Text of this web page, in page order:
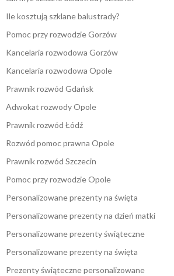
Ile kosztują szklane balustrady?
Pomoc przy rozwodzie Gorzów
Kancelaria rozwodowa Gorzów
Kancelaria rozwodowa Opole
Prawnik rozwód Gdańsk
Adwokat rozwody Opole
Prawnik rozwód Łódź
Rozwód pomoc prawna Opole
Prawnik rozwód Szczecin
Pomoc przy rozwodzie Opole
Personalizowane prezenty na święta
Personalizowane prezenty na dzień matki
Personalizowane prezenty świąteczne
Personalizowane prezenty na święta
Prezenty świąteczne personalizowane